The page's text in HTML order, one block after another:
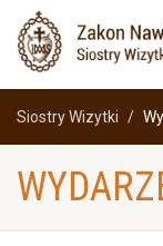
Siostry Wizytki